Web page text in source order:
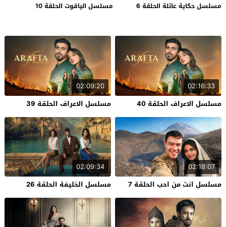
مسلسل حكاية عائلة الحلقة 6 مسلسل الياقوت الحلقة 10
02:16:33
مسلسل الاعراف الحلقة 40
02:09:20
مسلسل الاعراف الحلقة 39
02:18:07
مسلسل انت من احب الحلقة 7
02:09:34
مسلسل الخليفة الحلقة 26